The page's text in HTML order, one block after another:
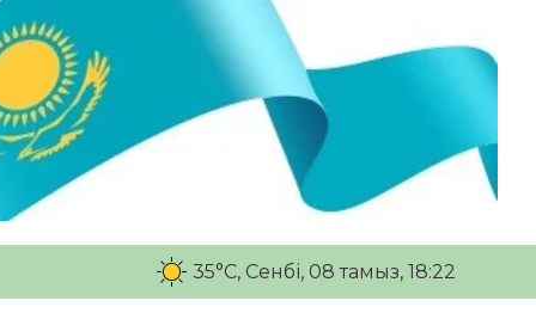
35°C, Сенбі, 08 тамыз, 18:22